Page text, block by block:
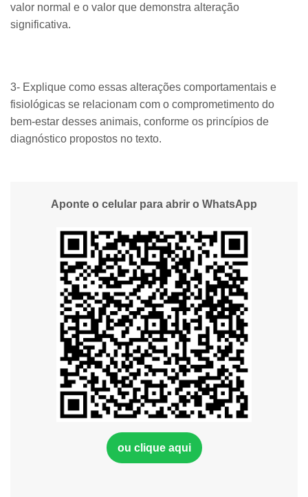
valor normal e o valor que demonstra alteração
significativa.
3- Explique como essas alterações comportamentais e
fisiológicas se relacionam com o comprometimento do
bem-estar desses animais, conforme os princípios de
diagnóstico propostos no texto.
Aponte o celular para abrir o WhatsApp
ou clique aqui